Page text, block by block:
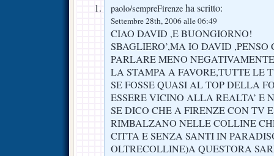
paolo/sempreFirenze ha scritto:
Settembre 28th, 2006 alle 06:49
CIAO DAVID ,E BUONGIORNO!
SBAGLIERO’,MA IO DAVID
PARLARE MENO
LA STAMPA A FAVORE,TUTTE LE
SE FOSSE QUASI AL TOP DELLA
ESSERE VICINO ALLA REALTA’ E
SE DICO CHE A FIRENZE CON TV
RIMBALZANO NELLE COLLINE
CITTA E SENZA SANTI IN
OLTRECOLLINE)A QUESTORA